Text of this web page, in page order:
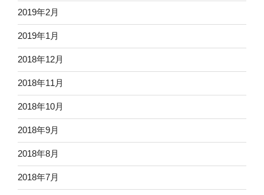
2019年2月
2019年1月
2018年12月
2018年11月
2018年10月
2018年9月
2018年8月
2018年7月